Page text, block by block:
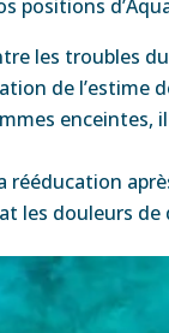
positions
les troubles
de l’estime
rééducation
les douleurs